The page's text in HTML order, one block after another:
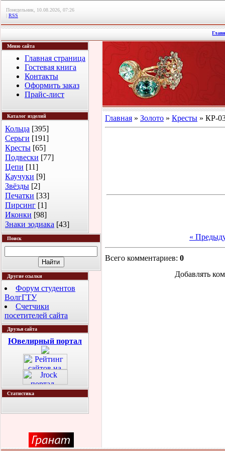
Понедельник, 10.08.2026, 07:26
| RSS
Меню сайта
Главная страница
Гостевая книга
Контакты
Оформить заказ
Прайс-лист
Каталог изделий
Кольца [395]
Серьги [191]
Кресты [65]
Подвески [77]
Цепи [11]
Каучуки [9]
Звёзды [2]
Печатки [33]
Пирсинг [1]
Иконки [98]
Знаки зодиака [43]
Поиск
Другие ссылки
Форум студентов
ВолгГТУ
Счетчики
посетителей сайта
Друзья сайта
Ювелирный портал
Статистика
Главная » Золото » Кресты » КР-
«
Всего комментариев: 0
Добавлять